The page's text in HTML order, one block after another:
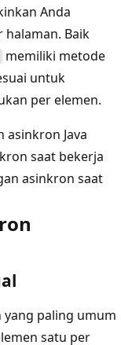
Anda
Baik
memiliki metode
untuk
per elemen.
Java
saat bekerja
asinkron saat
yang paling umum
satu per